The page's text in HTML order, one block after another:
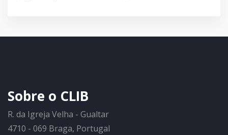
Sobre o CLIB
R. da Igreja Velha - Gualtar
4710 - 069 Braga, Portugal